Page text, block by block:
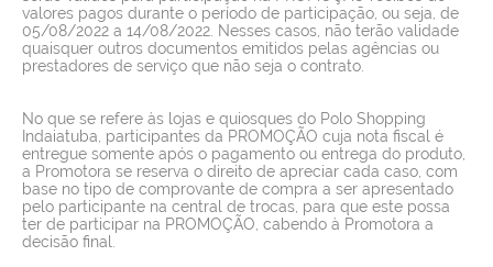
valores pagos durante o período de participação, ou seja, de
05/08/2022 a 14/08/2022. Nesses casos, não terão validade
quaisquer outros documentos emitidos pelas agências ou
prestadores de serviço que não seja o contrato.
No que se refere às lojas e quiosques do Polo Shopping
Indaiatuba, participantes da PROMOÇÃO cuja nota fiscal é
entregue somente após o pagamento ou entrega do produto,
a Promotora se reserva o direito de apreciar cada caso, com
base no tipo de comprovante de compra a ser apresentado
pelo participante na central de trocas, para que este possa
ter de participar na PROMOÇÃO, cabendo à Promotora a
decisão final.